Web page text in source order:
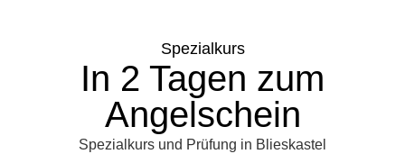
Spezialkurs
In 2 Tagen zum
Angelschein
Spezialkurs und Prüfung in Blieskastel